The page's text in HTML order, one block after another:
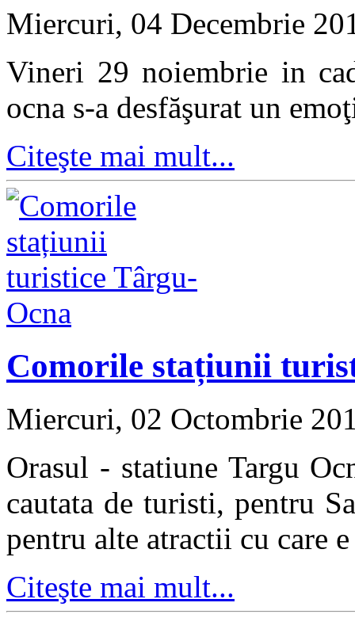
Miercuri, 04 Decembrie
Vineri 29 noiembrie in
ocna s-a desfăşurat un
Citeşte mai mult...
Comorile stațiunii
Miercuri, 02 Octombrie
Orasul - statiune Targu
cautata de turisti, pentru
pentru alte atractii cu care
Citeşte mai mult...